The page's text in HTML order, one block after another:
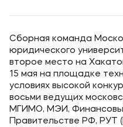
Сборная команда
юридического
второе место на
15 мая на площадке
условиях высокой
восьми ведущих
МГИМО, МЭИ,
Правительстве РФ, РУТ